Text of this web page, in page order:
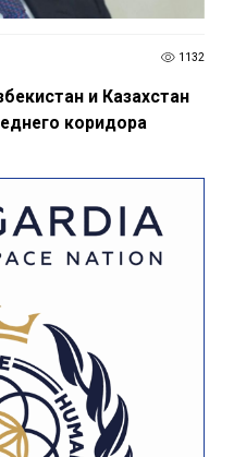
1132
и Казахстан
коридора